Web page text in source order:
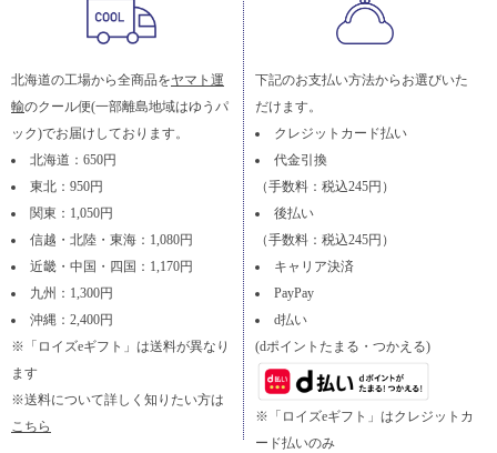
北海道の工場から全商品をヤマト運
輸のクール便(一部離島地域はゆうパ
ック)でお届けしております。
北海道：650円
東北：950円
関東：1,050円
信越・北陸・東海：1,080円
近畿・中国・四国：1,170円
九州：1,300円
沖縄：2,400円
※「ロイズeギフト」は送料が異なり
ます
※送料について詳しく知りたい方は
こちら
下記のお支払い方法からお選びいた
だけます。
クレジットカード払い
代金引換
（手数料：税込245円）
後払い
（手数料：税込245円）
キャリア決済
PayPay
d払い
(dポイントたまる・つかえる)
※「ロイズeギフト」はクレジットカ
ード払いのみ